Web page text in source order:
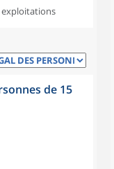
exploitations
de 15